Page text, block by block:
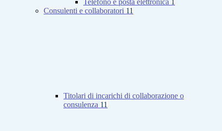
Telefono e posta elettronica 1
Consulenti e collaboratori 11
Titolari di incarichi di collaborazione o
consulenza 11